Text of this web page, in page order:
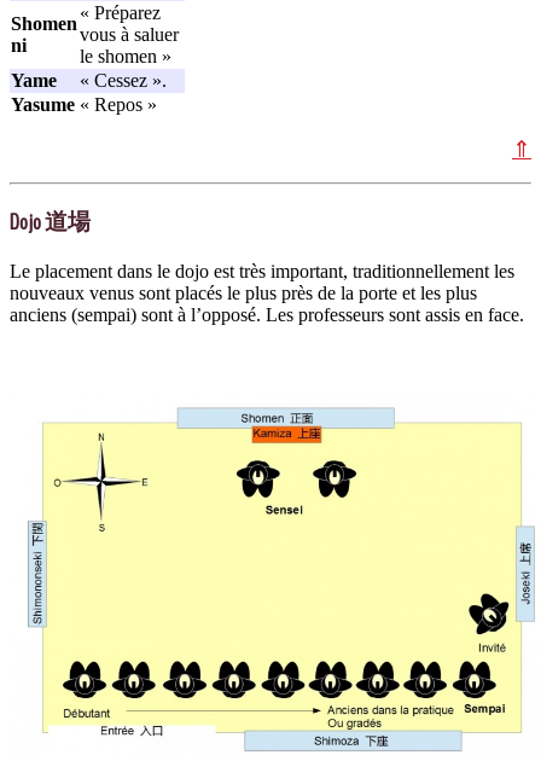
Shomen
ni
« Préparez
vous à saluer
le shomen »
Yame
« Cessez ».
Yasume « Repos »
⇑
Dojo道場
Le placement dans le dojo est très important, traditionnellement les
nouveaux venus sont placés le plus près de la porte et les plus
anciens (sempai) sont à l’opposé. Les professeurs sont assis en face.